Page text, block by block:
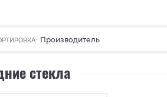
Производитель
стекла